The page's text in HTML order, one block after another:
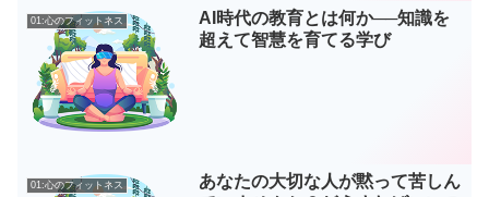
01:心のフィットネス
AI時代の教育とは何か──知識を
超えて智慧を育てる学び
01:心のフィットネス
あなたの大切な人が黙って苦しん